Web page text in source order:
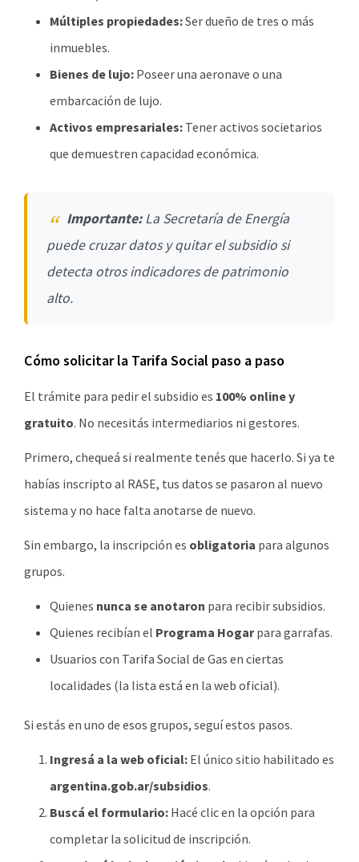
Múltiples propiedades:Ser dueño de tres o más
inmuebles.
Bienes de lujo: Poseer una aeronave o una
embarcación de lujo.
Activos empresariales: Tener activos societarios
que demuestren capacidad económica.
Importante:La Secretaría de Energía
puede cruzar datos y quitar el subsidio si
detecta otros indicadores de patrimonio
alto.
Cómo solicitar la Tarifa Social paso a paso
El trámite para pedir el subsidio es 100% online y
gratuito. No necesitás intermediarios ni gestores.
Primero, chequeá si realmente tenés que hacerlo. Si ya te
habías inscripto al RASE, tus datos se pasaron al nuevo
sistema y no hace falta anotarse de nuevo.
Sin embargo, la inscripción es obligatoria para algunos
grupos.
Quienes nunca se anotaron para recibir subsidios.
Quienes recibían el Programa Hogarpara garrafas.
Usuarios con Tarifa Social de Gas en ciertas
localidades (la lista está en la web oficial).
Si estás en uno de esos grupos, seguí estos pasos.
Ingresá a la web oficial: El único sitio habilitado es
argentina.gob.ar/subsidios.
Buscá el formulario: Hacé clic en la opción para
completar la solicitud de inscripción.